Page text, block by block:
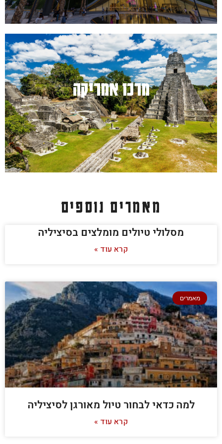
מרכז אמריקה
למעבר לחץ כאן
מאמרים נוספים
מסלולי טיולים מומלצים בסיציליה
קרא עוד »
מאמרים
למה כדאי לבחור טיול מאורגן לסיציליה
קרא עוד »